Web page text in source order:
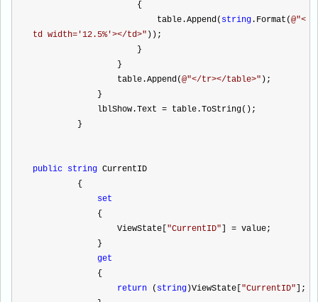
                     {
                         table.Append(
string.Format(@"<
td width='12.5%'></td>" ));
                     }
                 }
                 table.Append(
@"</tr></table>" );
             }
             lblShow.Text
= table.ToString();
         }
public string CurrentID
         {
set
             {
                 ViewState[
"CurrentID" = value;
             }
get
             {
return ( string )ViewState[ "CurrentID" ];